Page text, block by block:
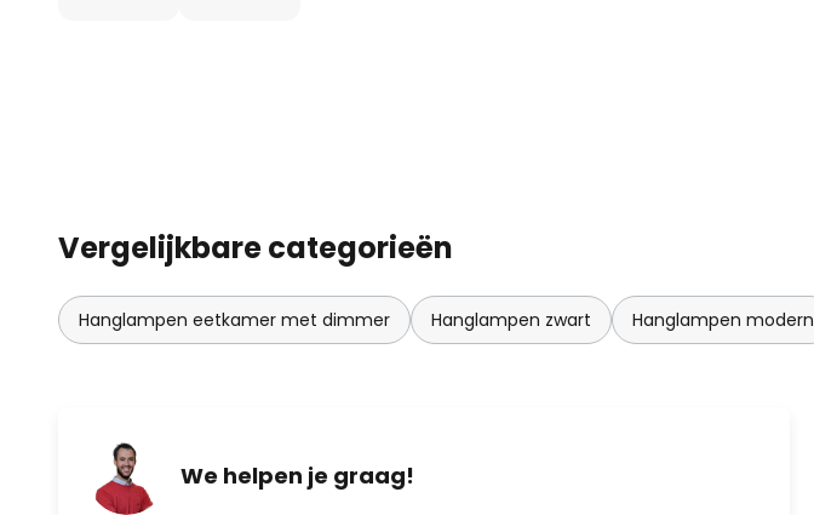
Vergelijkbare categorieën
Hanglampen eetkamer met dimmer Hanglampen zwart Hanglampen modern
We helpen je graag!